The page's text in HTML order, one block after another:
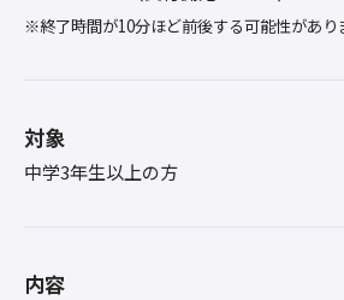
※終了時間が10分ほど前後する可能性があり
対象
中学3年生以上の方
内容